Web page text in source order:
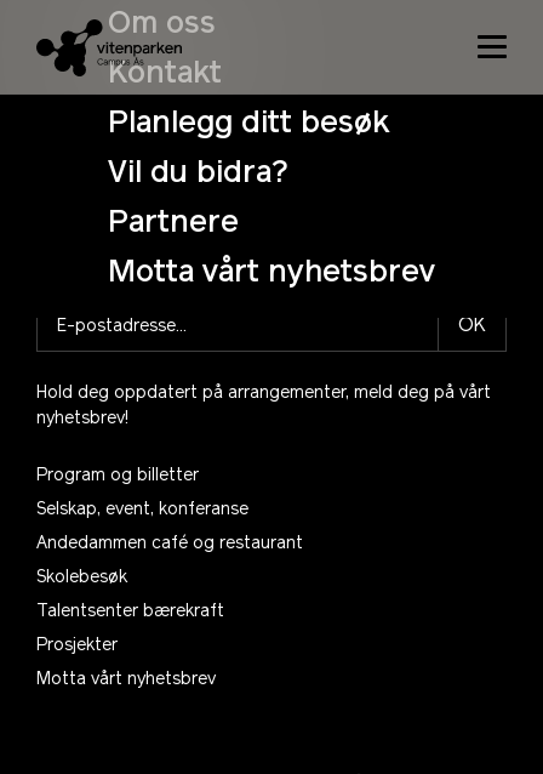
Om oss
Kontakt
Planlegg ditt besøk
Vil du bidra?
Partnere
Motta vårt nyhetsbrev
Niets gevonden
Het lijkt er op dat we niet kunnen vinden wat je zoek.
Misschien dat de zoekfunctie je kan helpen.
OK
Hold deg oppdatert på arrangementer, meld deg på vårt
nyhetsbrev!
Program og billetter
Selskap, event, konferanse
Andedammen café og restaurant
Skolebesøk
Talentsenter bærekraft
Prosjekter
Motta vårt nyhetsbrev